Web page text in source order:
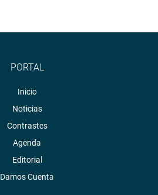
PORTAL
Inicio
Noticias
Contrastes
Agenda
Editorial
Damos Cuenta